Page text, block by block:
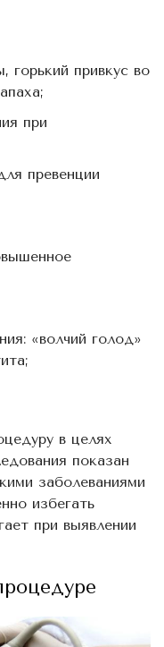
горький привкус во
при
превенции
«волчий голод»
в целях
показан
заболеваниями
избегать
при выявлении